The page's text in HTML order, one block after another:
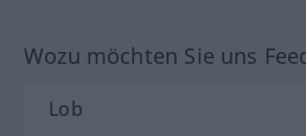
Wozu möchten Sie uns